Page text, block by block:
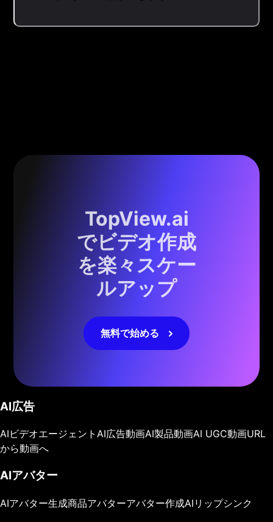
TopView.ai
でビデオ作成
を楽々スケー
ルアップ
無料で始める
AI広告
AIビデオエージェント AI広告動画AI製品動画AI UGC動画URL
から動画へ
AIアバター
AIアバター生成商品アバターアバター作成AIリップシンク